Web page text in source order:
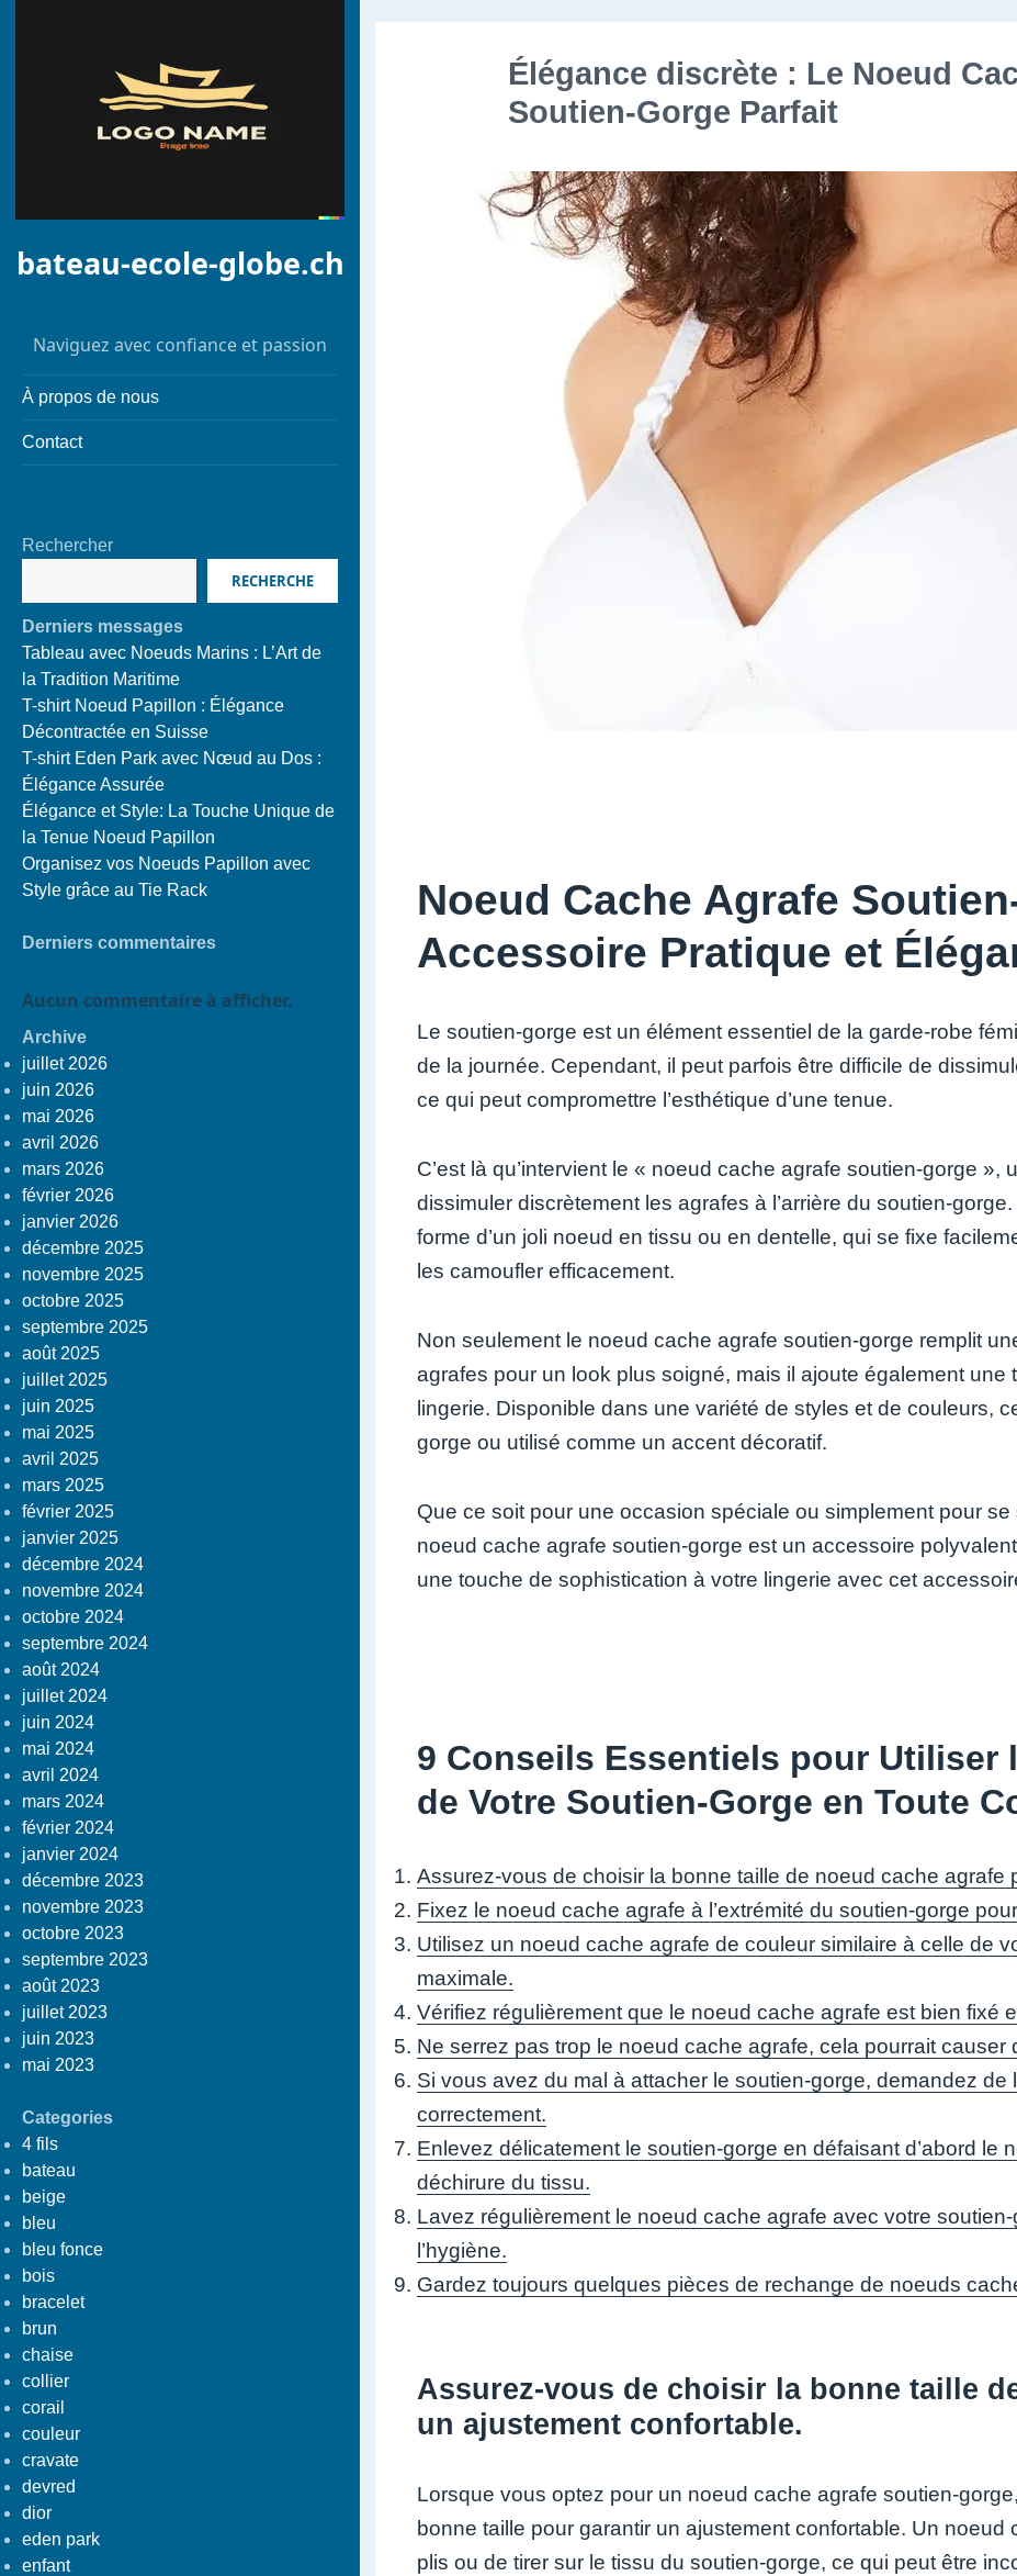
bateau-ecole-globe.ch
Naviguez avec confiance et passion
À propos de nous
Contact
Rechercher
RECHERCHE
Derniers messages
Tableau avec Noeuds Marins : L’Art de
la Tradition Maritime
T-shirt Noeud Papillon : Élégance
Décontractée en Suisse
T-shirt Eden Park avec Nœud au Dos :
Élégance Assurée
Élégance et Style: La Touche Unique de
la Tenue Noeud Papillon
Organisez vos Noeuds Papillon avec
Style grâce au Tie Rack
Derniers commentaires
Aucun commentaire à afficher.
Archive
juillet 2026
juin 2026
mai 2026
avril 2026
mars 2026
février 2026
janvier 2026
décembre 2025
novembre 2025
octobre 2025
septembre 2025
août 2025
juillet 2025
juin 2025
mai 2025
avril 2025
mars 2025
février 2025
janvier 2025
décembre 2024
novembre 2024
octobre 2024
septembre 2024
août 2024
juillet 2024
juin 2024
mai 2024
avril 2024
mars 2024
février 2024
janvier 2024
décembre 2023
novembre 2023
octobre 2023
septembre 2023
août 2023
juillet 2023
juin 2023
mai 2023
Categories
4 fils
bateau
beige
bleu
bleu fonce
bois
bracelet
brun
chaise
collier
corail
couleur
cravate
devred
dior
eden park
enfant
Élégance discrète : Le Noeud
Soutien-Gorge Parfait
Noeud Cache Agrafe
Accessoire Pratique et
Le soutien-gorge est un élément essentiel de la garde-robe
de la journée. Cependant, il peut parfois être difficile de
ce qui peut compromettre l’esthétique d’une tenue.
C’est là qu’intervient le « noeud cache agrafe soutien-gorge
dissimuler discrètement les agrafes à l’arrière du soutien-
forme d’un joli noeud en tissu ou en dentelle, qui se fixe
les camoufler efficacement.
Non seulement le noeud cache agrafe soutien-gorge remplit
agrafes pour un look plus soigné, mais il ajoute également une
lingerie. Disponible dans une variété de styles et de couleurs,
gorge ou utilisé comme un accent décoratif.
Que ce soit pour une occasion spéciale ou simplement pour
noeud cache agrafe soutien-gorge est un accessoire
une touche de sophistication à votre lingerie avec cet
9 Conseils Essentiels pour Utiliser
de Votre Soutien-Gorge en Toute
Assurez-vous de choisir la bonne taille de noeud cache agrafe
Fixez le noeud cache agrafe à l’extrémité du soutien-gorge
Utilisez un noeud cache agrafe de couleur similaire à celle de
maximale.
Vérifiez régulièrement que le noeud cache agrafe est bien fixé
Ne serrez pas trop le noeud cache agrafe, cela pourrait causer
Si vous avez du mal à attacher le soutien-gorge, demandez de
correctement.
Enlevez délicatement le soutien-gorge en défaisant d’abord le
déchirure du tissu.
Lavez régulièrement le noeud cache agrafe avec votre
l’hygiène.
Gardez toujours quelques pièces de rechange de noeuds
Assurez-vous de choisir la bonne taille
un ajustement confortable.
Lorsque vous optez pour un noeud cache agrafe soutien-
bonne taille pour garantir un ajustement confortable. Un
plis ou de tirer sur le tissu du soutien-gorge, ce qui peut être